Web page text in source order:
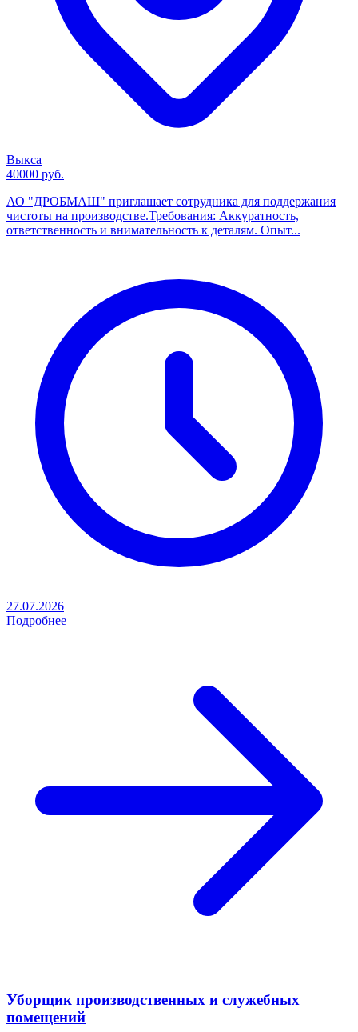
Выкса
40000 руб.
АО "ДРОБМАШ" приглашает сотрудника для поддержания
чистоты на производстве.Требования: Аккуратность,
ответственность и внимательность к деталям. Опыт...
27.07.2026
Подробнее
Уборщик производственных и служебных
помещений